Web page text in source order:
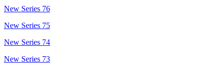
New Series 76
New Series 75
New Series 74
New Series 73